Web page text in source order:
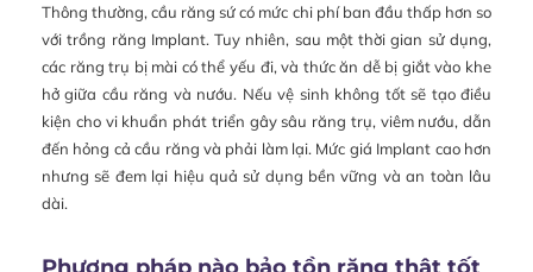
Thông thường, cầu răng sứ có mức chi phí ban đầu thấp hơn so
với trồng răng Implant. Tuy nhiên, sau một thời gian sử dụng,
các răng trụ bị mài có thể yếu đi, và thức ăn dễ bị giắt vào khe
hở giữa cầu răng và nướu. Nếu vệ sinh không tốt sẽ tạo điều
kiện cho vi khuẩn phát triển gây sâu răng trụ, viêm nướu, dẫn
đến hỏng cả cầu răng và phải làm lại. Mức giá Implant cao hơn
nhưng sẽ đem lại hiệu quả sử dụng bền vững và an toàn lâu
dài.
Phương pháp nào bảo tồn răng thật tốt